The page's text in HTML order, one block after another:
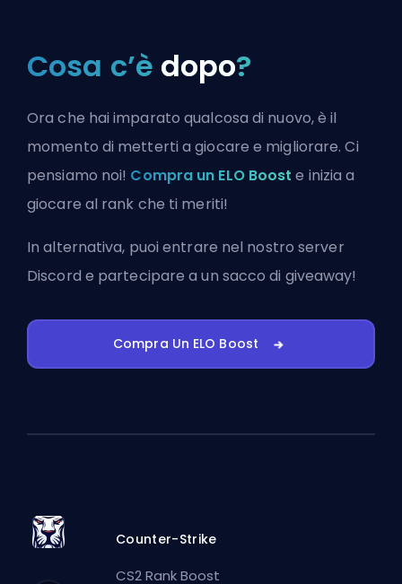
Cosa c’è dopo?
Ora che hai imparato qualcosa di nuovo, è il
momento di metterti a giocare e migliorare. Ci
pensiamo noi! Compra un ELO Boost e inizia a
giocare al rank che ti meriti!
In alternativa, puoientrare nel nostro server
Discord e partecipare a un sacco di giveaway!
Compra Un ELO Boost
Counter-Strike
CS2 Rank Boost